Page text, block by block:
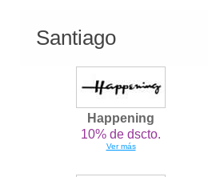
Santiago
Happening
10% de dscto.
Ver más